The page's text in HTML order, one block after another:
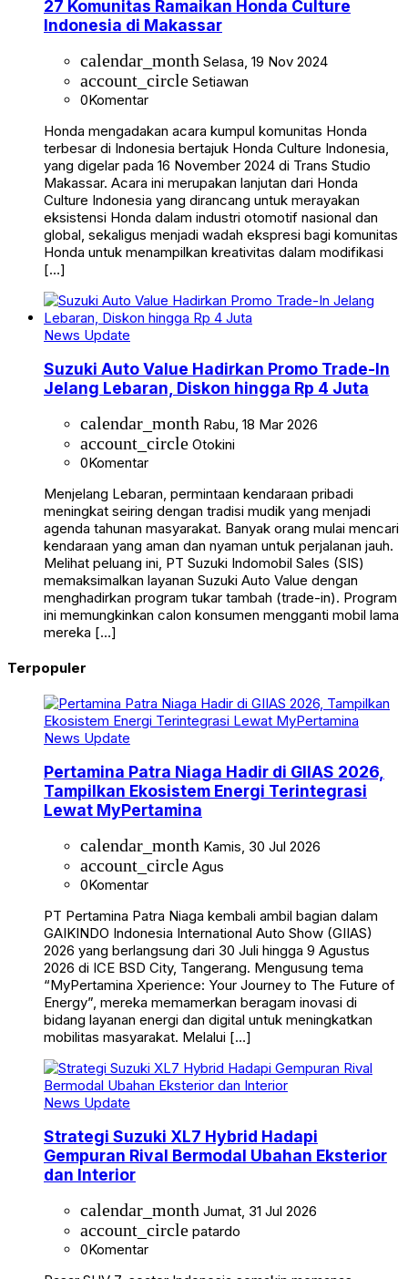
27 Komunitas Ramaikan Honda Culture
Indonesia di Makassar
calendar_month Selasa, 19 Nov 2024
account_circle Setiawan
0Komentar
Honda mengadakan acara kumpul komunitas Honda
terbesar di Indonesia bertajuk Honda Culture Indonesia,
yang digelar pada 16 November 2024 di Trans Studio
Makassar. Acara ini merupakan lanjutan dari Honda
Culture Indonesia yang dirancang untuk merayakan
eksistensi Honda dalam industri otomotif nasional dan
global, sekaligus menjadi wadah ekspresi bagi komunitas
Honda untuk menampilkan kreativitas dalam modifikasi
[…]
News Update
Suzuki Auto Value Hadirkan Promo Trade-In
Jelang Lebaran, Diskon hingga Rp 4 Juta
calendar_month Rabu, 18 Mar 2026
account_circle Otokini
0Komentar
Menjelang Lebaran, permintaan kendaraan pribadi
meningkat seiring dengan tradisi mudik yang menjadi
agenda tahunan masyarakat. Banyak orang mulai mencari
kendaraan yang aman dan nyaman untuk perjalanan jauh.
Melihat peluang ini, PT Suzuki Indomobil Sales (SIS)
memaksimalkan layanan Suzuki Auto Value dengan
menghadirkan program tukar tambah (trade-in). Program
ini memungkinkan calon konsumen mengganti mobil lama
mereka […]
Terpopuler
News Update
Pertamina Patra Niaga Hadir di GIIAS 2026,
Tampilkan Ekosistem Energi Terintegrasi
Lewat MyPertamina
calendar_month Kamis, 30 Jul 2026
account_circle Agus
0Komentar
PT Pertamina Patra Niaga kembali ambil bagian dalam
GAIKINDO Indonesia International Auto Show (GIIAS)
2026 yang berlangsung dari 30 Juli hingga 9 Agustus
2026 di ICE BSD City, Tangerang. Mengusung tema
“MyPertamina Xperience: Your Journey to The Future of
Energy”, mereka memamerkan beragam inovasi di
bidang layanan energi dan digital untuk meningkatkan
mobilitas masyarakat. Melalui […]
News Update
Strategi Suzuki XL7 Hybrid Hadapi
Gempuran Rival Bermodal Ubahan Eksterior
dan Interior
calendar_month Jumat, 31 Jul 2026
account_circle patardo
0Komentar